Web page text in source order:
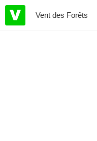
Vent des Forêts